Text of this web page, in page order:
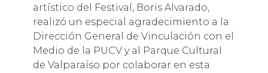
artístico del Festival, Boris Alvarado,
realizó un especial agradecimiento a la
Dirección General de Vinculación con el
Medio de la PUCV y al Parque Cultural
de Valparaíso por colaborar en esta